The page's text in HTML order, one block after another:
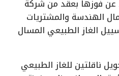
عن فوزها بعقد من شركة
الهندسة والمشتريات
الغاز الطبيعي المسال
ناقلتين للغاز الطبيعي